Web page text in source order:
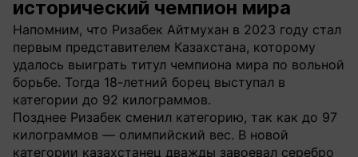
исторический чемпион мира
Напомним, что Ризабек Айтмухан в 2023 году стал
первым представителем Казахстана, которому
удалось выиграть титул чемпиона мира по вольной
борьбе. Тогда 18-летний борец выступал в
категории до 92 килограммов.
Позднее Ризабек сменил категорию, так как до 97
килограммов — олимпийский вес. В новой
категории казахстанец дважды завоевал серебро